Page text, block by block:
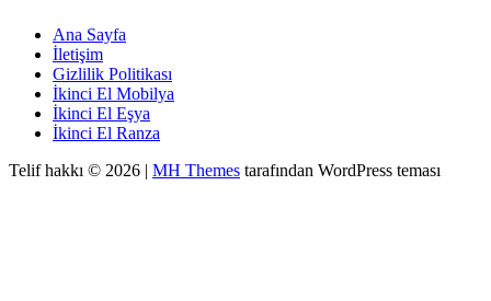
Ana Sayfa
İletişim
Gizlilik Politikası
İkinci El Mobilya
İkinci El Eşya
İkinci El Ranza
Telif hakkı © 2026 | MH Themes tarafından WordPress teması